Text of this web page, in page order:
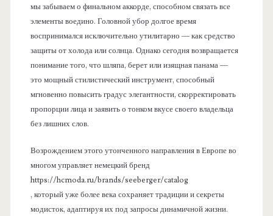
мы забываем о финальном аккорде, способном связать все
элементы воедино. Головной убор долгое время
воспринимался исключительно утилитарно — как средство
защиты от холода или солнца. Однако сегодня возвращается
понимание того, что шляпа, берет или изящная панама —
это мощный стилистический инструмент, способный
мгновенно повысить градус элегантности, скорректировать
пропорции лица и заявить о тонком вкусе своего владельца
без лишних слов.
Возрождением этого утонченного направления в Европе во
многом управляет немецкий бренд
https://hcmoda.ru/brands/seeberger/catalog
, который уже более века сохраняет традиции и секреты
модисток, адаптируя их под запросы динамичной жизни.